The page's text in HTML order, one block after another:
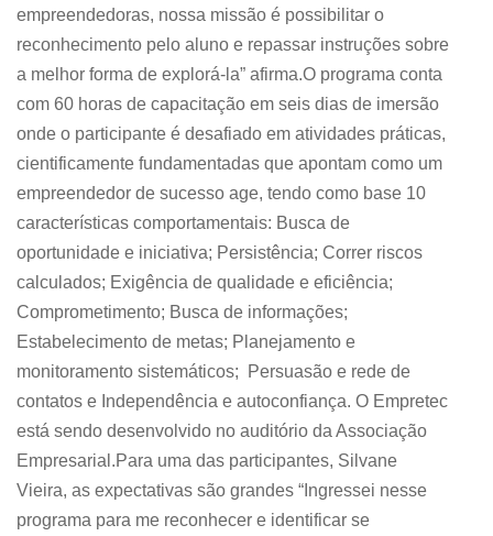
empreendedoras, nossa missão é possibilitar o
reconhecimento pelo aluno e repassar instruções sobre
a melhor forma de explorá-la” afirma.O programa conta
com 60 horas de capacitação em seis dias de imersão
onde o participante é desafiado em atividades práticas,
cientificamente fundamentadas que apontam como um
empreendedor de sucesso age, tendo como base 10
características comportamentais: Busca de
oportunidade e iniciativa; Persistência; Correr riscos
calculados; Exigência de qualidade e eficiência;
Comprometimento; Busca de informações;
Estabelecimento de metas; Planejamento e
monitoramento sistemáticos; Persuasão e rede de
contatos e Independência e autoconfiança. O Empretec
está sendo desenvolvido no auditório da Associação
Empresarial.Para uma das participantes, Silvane
Vieira, as expectativas são grandes “Ingressei nesse
programa para me reconhecer e identificar se